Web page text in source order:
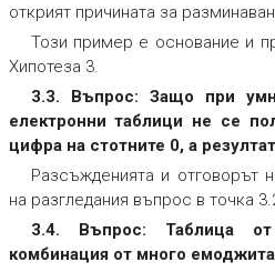
открият причината за
Този пример е основание и
Хипотеза 3.
3.3. Въпрос: Защо при
електронни таблици не се
цифра на стотните 0, а
Разсъжденията и отговорът
на разгледания въпрос в точка
3.4. Въпрос: Таблица
комбинация от много